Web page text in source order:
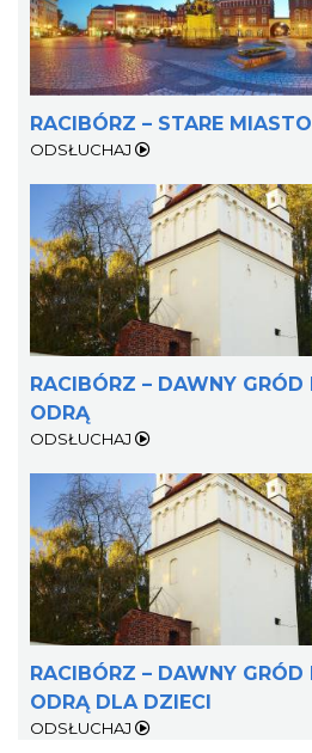
RACIBÓRZ – STARE
ODSŁUCHAJ
RACIBÓRZ – DAWNY
ODRĄ
ODSŁUCHAJ
RACIBÓRZ – DAWNY
ODRĄ DLA DZIECI
ODSŁUCHAJ